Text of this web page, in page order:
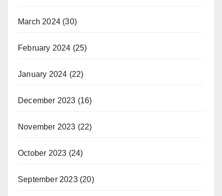
March 2024 (30)
February 2024 (25)
January 2024 (22)
December 2023 (16)
November 2023 (22)
October 2023 (24)
September 2023(20)